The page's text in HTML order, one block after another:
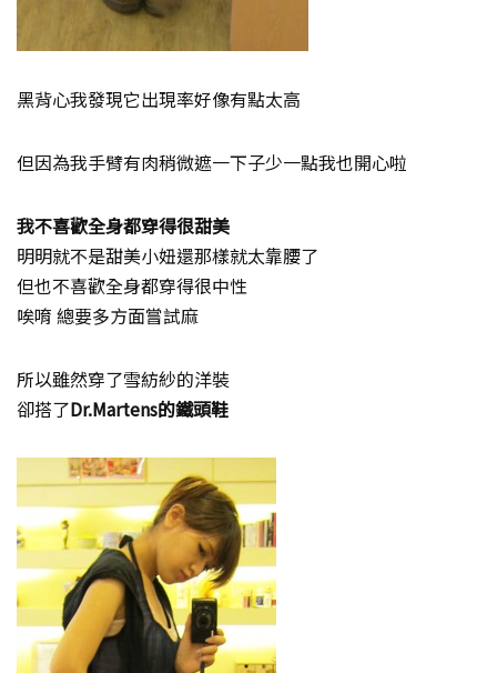
黑背心我發現它出現率好像有點太高
但因為我手臂有肉稍微遮一下子少一點我也開心啦
我不喜歡全身都穿得很甜美
明明就不是甜美小妞還那樣就太靠腰了
但也不喜歡全身都穿得很中性
唉唷 總要多方面嘗試麻
所以雖然穿了雪紡紗的洋裝
卻搭了Dr.Martens的鐵頭鞋